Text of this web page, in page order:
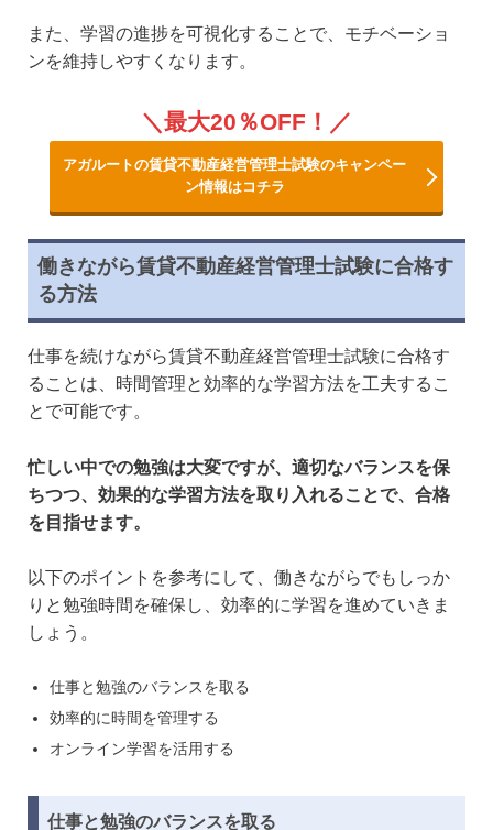
また、学習の進捗を可視化することで、モチベーショ
ンを維持しやすくなります。
最大20％OFF！
アガルートの賃貸不動産経営管理士試験のキャンペー
ン情報はコチラ
働きながら賃貸不動産経営管理士試験に合格す
る方法
仕事を続けながら賃貸不動産経営管理士試験に合格す
ることは、時間管理と効率的な学習方法を工夫するこ
とで可能です。
忙しい中での勉強は大変ですが、適切なバランスを保
ちつつ、効果的な学習方法を取り入れることで、合格
を目指せます。
以下のポイントを参考にして、働きながらでもしっか
りと勉強時間を確保し、効率的に学習を進めていきま
しょう。
仕事と勉強のバランスを取る
効率的に時間を管理する
オンライン学習を活用する
仕事と勉強のバランスを取る